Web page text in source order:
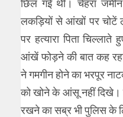
छिल गई थी। चेहरा
लकड़ियों से आंखों पर चोटें
पर हत्यारा पिता
आंखें फोड़ने की बात कह
ने गमगीन होने का भरपूर
को खोने के आंसू नहीं
रखने का सब्र भी पुलिस के